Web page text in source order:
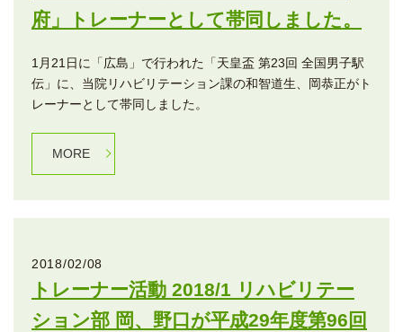
府」トレーナーとして帯同しました。
1月21日に「広島」で行われた「天皇盃 第23回 全国男子駅
伝」に、当院リハビリテーション課の和智道生、岡恭正がト
レーナーとして帯同しました。
MORE
2018/02/08
トレーナー活動 2018/1 リハビリテー
ション部 岡、野口が平成29年度第96回